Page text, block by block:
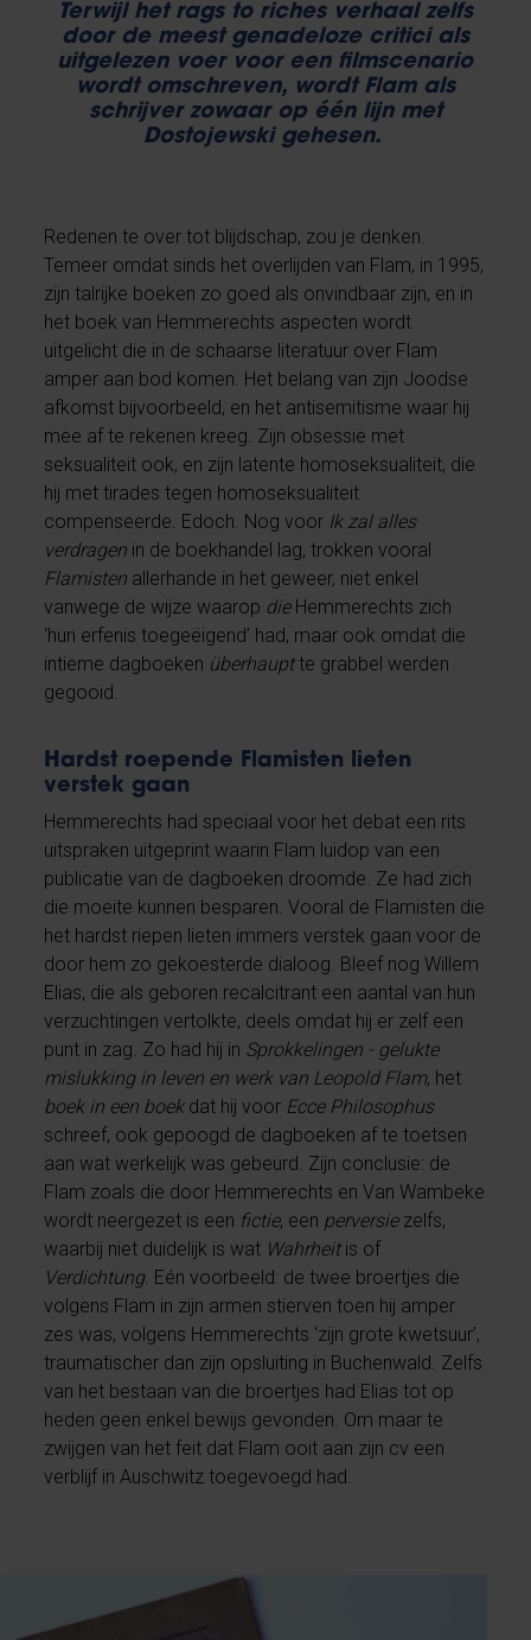
Terwijl het rags to riches verhaal zelfs
door de meest genadeloze critici als
uitgelezen voer voor een filmscenario
wordt omschreven, wordt Flam als
schrijver zowaar op één lijn met
Dostojewski gehesen.
Redenen te over tot blijdschap, zou je denken.
Temeer omdat sinds het overlijden van Flam, in 1995,
zijn talrijke boeken zo goed als onvindbaar zijn, en in
het boek van Hemmerechts aspecten wordt
uitgelicht die in de schaarse literatuur over Flam
amper aan bod komen. Het belang van zijn Joodse
afkomst bijvoorbeeld, en het antisemitisme waar hij
mee af te rekenen kreeg. Zijn obsessie met
seksualiteit ook, en zijn latente homoseksualiteit, die
hij met tirades tegen homoseksualiteit
compenseerde. Edoch. Nog voor Ik zal alles
verdragen in de boekhandel lag, trokken vooral
Flamisten allerhande in het geweer, niet enkel
vanwege de wijze waarop dieHemmerechts zich
‘hun erfenis toegeëigend’ had, maar ook omdat die
intieme dagboeken überhauptte grabbel werden
gegooid.
Hardst roepende Flamisten lieten
verstek gaan
Hemmerechts had speciaal voor het debat een rits
uitspraken uitgeprint waarin Flam luidop van een
publicatie van de dagboeken droomde. Ze had zich
die moeite kunnen besparen. Vooral de Flamisten die
het hardst riepen lieten immers verstek gaan voor de
door hem zo gekoesterde dialoog. Bleef nog Willem
Elias, die als geboren recalcitrant een aantal van hun
verzuchtingen vertolkte, deels omdat hij er zelf een
punt in zag. Zo had hij in Sprokkelingen - gelukte
mislukking in leven en werk van Leopold Flam, het
boek in een boekdat hij voor Ecce Philosophus
schreef, ook gepoogd de dagboeken af te toetsen
aan wat werkelijk was gebeurd. Zijn conclusie: de
Flam zoals die door Hemmerechts en Van Wambeke
wordt neergezet is een fictie, een perversiezelfs,
waarbij niet duidelijk is wat Wahrheitis of
Verdichtung. Eén voorbeeld: de twee broertjes die
volgens Flam in zijn armen stierven toen hij amper
zes was, volgens Hemmerechts ‘zijn grote kwetsuur’,
traumatischer dan zijn opsluiting in Buchenwald. Zelfs
van het bestaan van die broertjes had Elias tot op
heden geen enkel bewijs gevonden. Om maar te
zwijgen van het feit dat Flam ooit aan zijn cv een
verblijf in Auschwitz toegevoegd had.